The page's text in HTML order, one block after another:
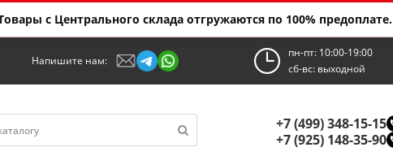
с Центрального склада отгружаются по 100% предоплате.
Напишите нам:
пн-пт: 10:00-19:00
сб-вс: выходной
+7 (499) 348-15-15
+7 (925) 148-35-90